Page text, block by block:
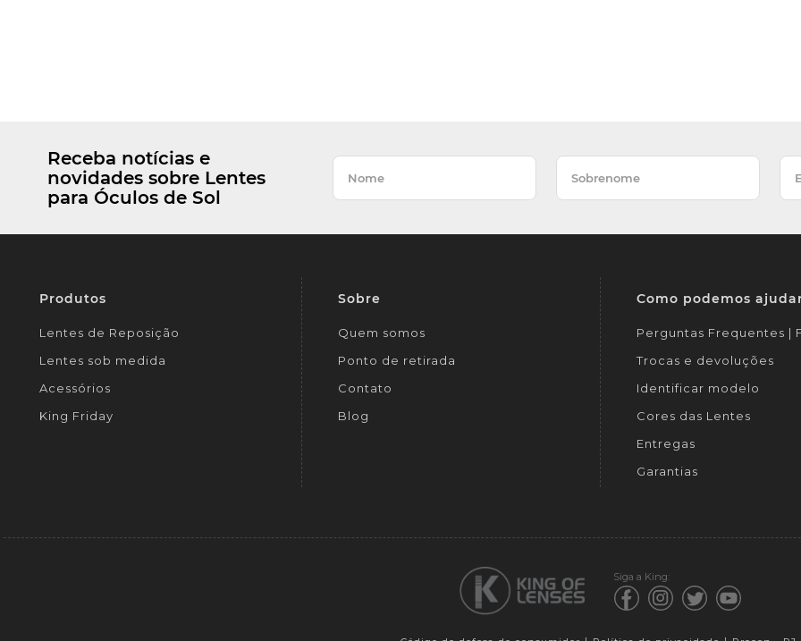
Receba notícias e
novidades sobre Lentes
para Óculos de Sol
Produtos
Lentes de Reposição
Lentes sob medida
Acessórios
King Friday
Sobre
Quem somos
Ponto de retirada
Contato
Blog
Como podemos
Perguntas Frequentes |
Trocas e devoluções
Identificar modelo
Cores das Lentes
Entregas
Garantias
Siga a King: